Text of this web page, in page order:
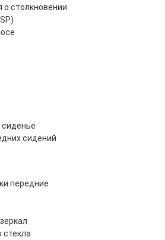
столкновении
сидений
передние
стекла